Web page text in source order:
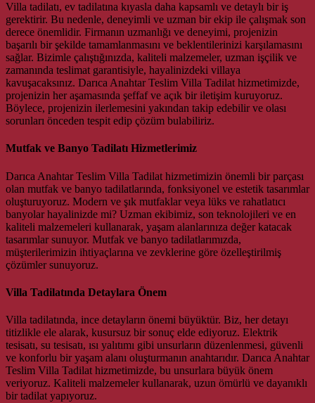
Villa tadilatı, ev tadilatına kıyasla daha kapsamlı ve detaylı bir iş
gerektirir. Bu nedenle, deneyimli ve uzman bir ekip ile çalışmak son
derece önemlidir. Firmanın uzmanlığı ve deneyimi, projenizin
başarılı bir şekilde tamamlanmasını ve beklentilerinizi karşılamasını
sağlar. Bizimle çalıştığınızda, kaliteli malzemeler, uzman işçilik ve
zamanında teslimat garantisiyle, hayalinizdeki villaya
kavuşacaksınız. Darıca Anahtar Teslim Villa Tadilat hizmetimizde,
projenizin her aşamasında şeffaf ve açık bir iletişim kuruyoruz.
Böylece, projenizin ilerlemesini yakından takip edebilir ve olası
sorunları önceden tespit edip çözüm bulabiliriz.
Mutfak ve Banyo Tadilatı Hizmetlerimiz
Darıca Anahtar Teslim Villa Tadilat hizmetimizin önemli bir parçası
olan mutfak ve banyo tadilatlarında, fonksiyonel ve estetik tasarımlar
oluşturuyoruz. Modern ve şık mutfaklar veya lüks ve rahatlatıcı
banyolar hayalinizde mi? Uzman ekibimiz, son teknolojileri ve en
kaliteli malzemeleri kullanarak, yaşam alanlarınıza değer katacak
tasarımlar sunuyor. Mutfak ve banyo tadilatlarımızda,
müşterilerimizin ihtiyaçlarına ve zevklerine göre özelleştirilmiş
çözümler sunuyoruz.
Villa Tadilatında Detaylara Önem
Villa tadilatında, ince detayların önemi büyüktür. Biz, her detayı
titizlikle ele alarak, kusursuz bir sonuç elde ediyoruz. Elektrik
tesisatı, su tesisatı, ısı yalıtımı gibi unsurların düzenlenmesi, güvenli
ve konforlu bir yaşam alanı oluşturmanın anahtarıdır. Darıca Anahtar
Teslim Villa Tadilat hizmetimizde, bu unsurlara büyük önem
veriyoruz. Kaliteli malzemeler kullanarak, uzun ömürlü ve dayanıklı
bir tadilat yapıyoruz.